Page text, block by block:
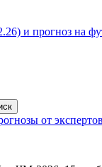
и прогноз на
от экспертов